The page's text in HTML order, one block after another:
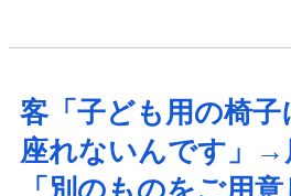
客「子ども用の椅子
座れないんです」→
「別のものをご用